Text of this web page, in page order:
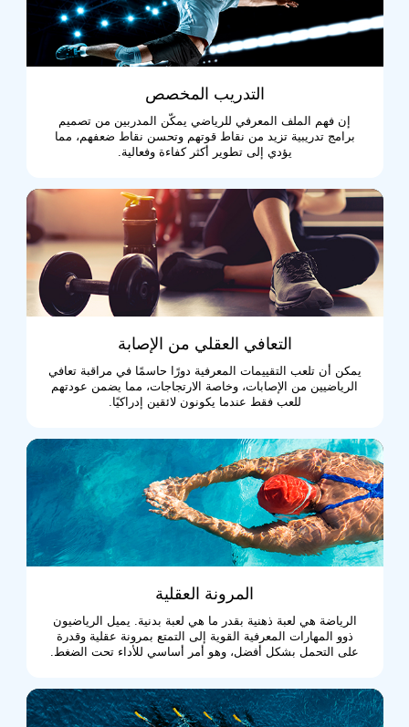
التدريب المخصص
إن فهم الملف المعرفي للرياضي يمكّن المدربين من تصميم
برامج تدريبية تزيد من نقاط قوتهم وتحسن نقاط ضعفهم، مما
يؤدي إلى تطوير أكثر كفاءة وفعالية.
التعافي العقلي من الإصابة
يمكن أن تلعب التقييمات المعرفية دورًا حاسمًا في مراقبة تعافي
الرياضيين من الإصابات، وخاصة الارتجاجات، مما يضمن عودتهم
للعب فقط عندما يكونون لائقين إدراكيًا.
المرونة العقلية
الرياضة هي لعبة ذهنية بقدر ما هي لعبة بدنية. يميل الرياضيون
ذوو المهارات المعرفية القوية إلى التمتع بمرونة عقلية وقدرة
على التحمل بشكل أفضل، وهو أمر أساسي للأداء تحت الضغط.